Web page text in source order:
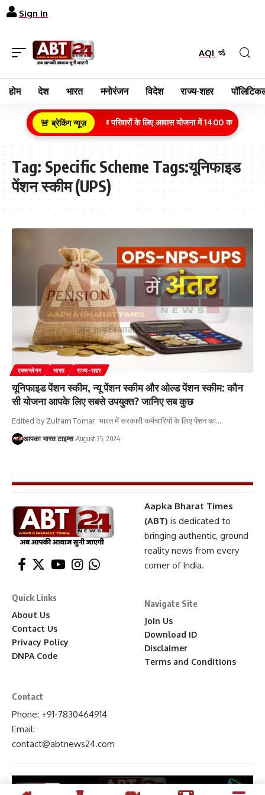
Sign In
AQI
होम देश भारत मनोरंजन विदेश राज्य-शहर
🚨 ब्रेकिंग न्यूज़
ग्रामीण क्षेत्र के गरीब परिवारों के लिए आवास योजना में 1400 करोड़ रुपये
Tag: Specific Scheme Tags:यूनिफाइड
पेंशन स्कीम (UPS)
एक्सप्लेनर भारत राज्य-शहर
यूनिफाइड पेंशन स्कीम, न्यू पेंशन स्कीम और ओल्ड पेंशन स्कीम: कौन
सी योजना आपके लिए सबसे उपयुक्त? जानिए सब कुछ
Edited by Zulfam Tomar भारत में सरकारी कर्मचारियों के लिए पेंशन का…
आपका भारत टाइम्स August 25, 2024
Aapka Bharat Times
(ABT) is dedicated to
bringing authentic, ground
reality news from every
corner of India.
Quick Links
About Us
Contact Us
Privacy Policy
DNPA Code
Navigate Site
Join Us
Download ID
Disclaimer
Terms and Conditions
Contact
Phone: +91-7830464914
Email:
contact@abtnews24.com